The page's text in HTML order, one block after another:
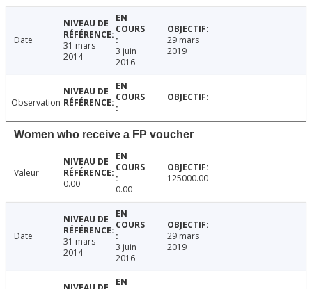
Date
31 mars
2014
3 juin
2016
29 mars
2019
Observation
Women who receive a FP voucher
Valeur
0.00
0.00
125000.00
Date
31 mars
2014
3 juin
2016
29 mars
2019